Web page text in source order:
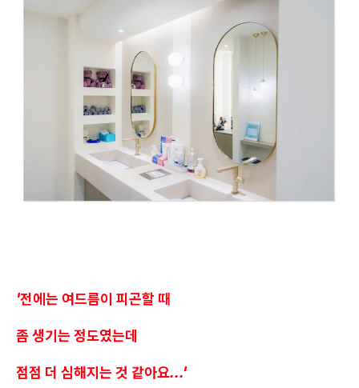
'전에는 여드름이 피곤할 때
좀 생기는 정도였는데
점점 더 심해지는 것 같아요...'